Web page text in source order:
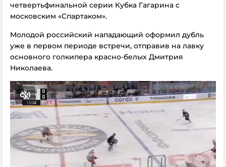
четвертьфинальной серии Кубка Гагарина с
московским «Спартаком».
Молодой российский нападающий оформил дубль
уже в первом периоде встречи, отправив на лавку
основного голкипера красно-белых Дмитрия
Николаева.